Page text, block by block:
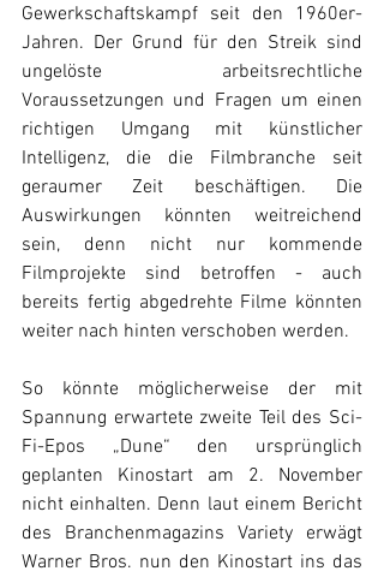
Gewerkschaftskampf seit den 1960er-
Jahren. Der Grund für den Streik sind
ungelöste arbeitsrechtliche
Voraussetzungen und Fragen um einen
richtigen Umgang mit künstlicher
Intelligenz, die die Filmbranche seit
geraumer Zeit beschäftigen. Die
Auswirkungen könnten weitreichend
sein, denn nicht nur kommende
Filmprojekte sind betroffen - auch
bereits fertig abgedrehte Filme könnten
weiter nach hinten verschoben werden.
So könnte möglicherweise der mit
Spannung erwartete zweite Teil des Sci-
Fi-Epos „Dune“ den ursprünglich
geplanten Kinostart am 2. November
nicht einhalten. Denn laut einem Bericht
des Branchenmagazins Variety erwägt
Warner Bros. nun den Kinostart ins das